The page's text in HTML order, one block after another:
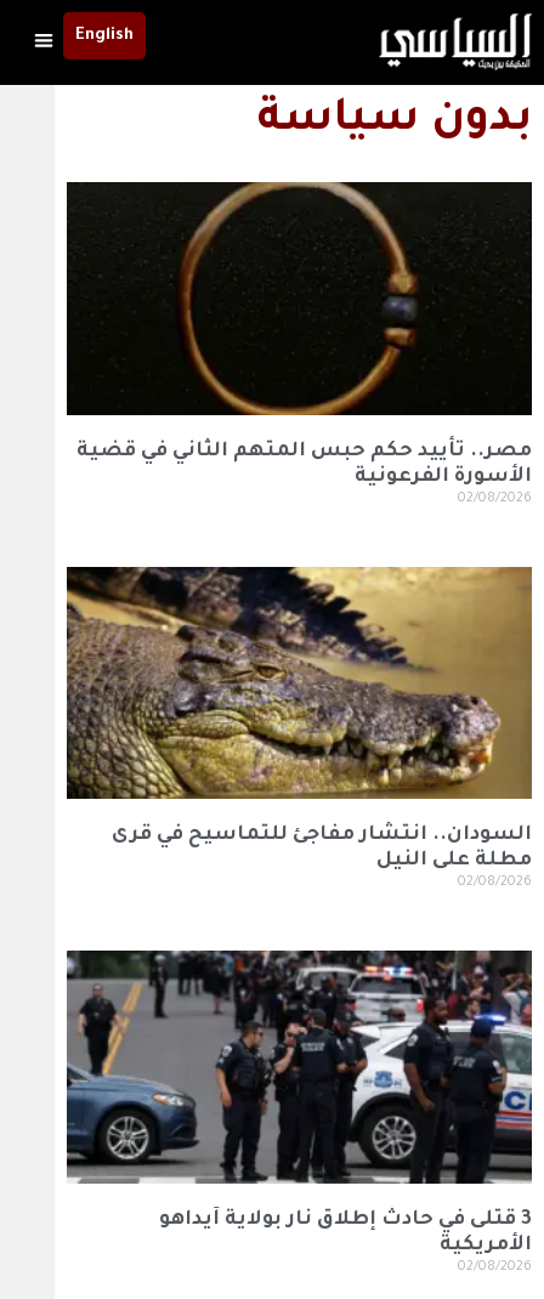
English
بدون سياسة
مصر.. تأييد حكم حبس المتهم الثاني في قضية
الأسورة الفرعونية
02/08/2026
السودان.. انتشار مفاجئ للتماسيح في قرى
مطلة على النيل
02/08/2026
3 قتلى في حادث إطلاق نار بولاية آيداهو
الأمريكية
02/08/2026